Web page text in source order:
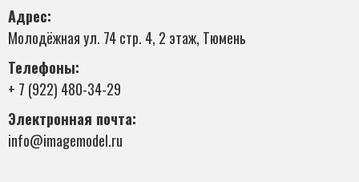
Адрес:
Молодёжная ул. 74 стр. 4, 2 этаж, Тюмень
Телефоны:
+ 7 (922) 480-34-29
Электронная почта:
info@imagemodel.ru